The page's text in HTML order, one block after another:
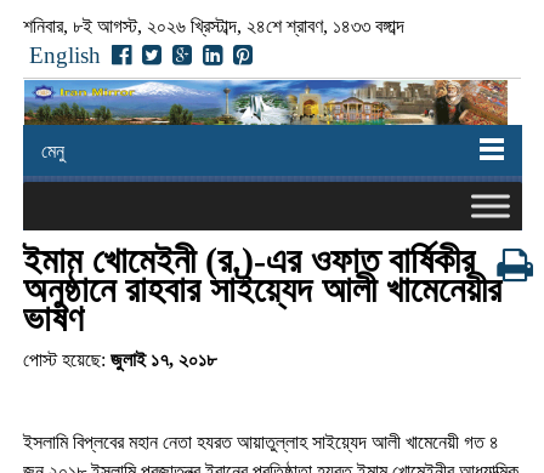
শনিবার, ৮ই আগস্ট, ২০২৬ খ্রিস্টাব্দ, ২৪শে শ্রাবণ, ১৪৩৩ বঙ্গাব্দ
English
মেনু
ইমাম খোমেইনী (র.)-এর ওফাত বার্ষিকীর
অনুষ্ঠানে রাহবার সাইয়্যেদ আলী খামেনেয়ীর
ভাষণ
পোস্ট হয়েছে: জুলাই ১৭, ২০১৮
ইসলামি বিপ্লবের মহান নেতা হযরত আয়াতুল্লাহ সাইয়্যেদ আলী খামেনেয়ী গত ৪